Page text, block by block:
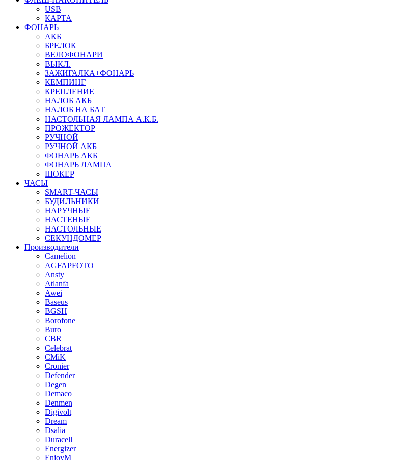
USB
КАРТА
ФОНАРЬ
АКБ
БРЕЛОК
ВЕЛОФОНАРИ
ВЫКЛ.
ЗАЖИГАЛКА+ФОНАРЬ
КЕМПИНГ
КРЕПЛЕНИЕ
НАЛОБ АКБ
НАЛОБ НА БАТ
НАСТОЛЬНАЯ ЛАМПА А.К.Б.
ПРОЖЕКТОР
РУЧНОЙ
РУЧНОЙ АКБ
ФОНАРЬ АКБ
ФОНАРЬ ЛАМПА
ШОКЕР
ЧАСЫ
SMART-ЧАСЫ
БУДИЛЬНИКИ
НАРУЧНЫЕ
НАСТЕНЫЕ
НАСТОЛЬНЫЕ
СЕКУНДОМЕР
Производители
Camelion
AGFAPFOTO
Ansty
Atlanfa
Awei
Baseus
BGSH
Borofone
Buro
CBR
Celebrat
CMiK
Cronier
Defender
Degen
Demaco
Denmen
Digivolt
Dream
Dsalia
Duracell
Energizer
EnjoyM